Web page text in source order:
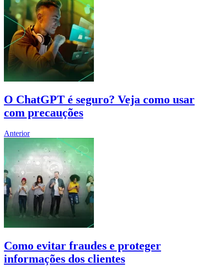
O ChatGPT é seguro? Veja como usar
com precauções
Anterior
Como evitar fraudes e proteger
informações dos clientes